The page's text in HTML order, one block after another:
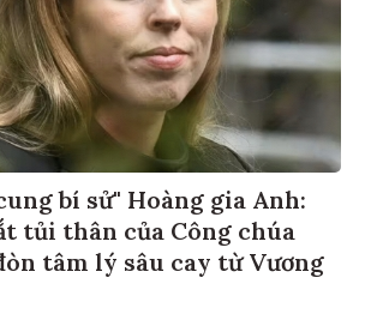
bí sử" Hoàng gia Anh:
tủi thân của Công chúa
tâm lý sâu cay từ Vương